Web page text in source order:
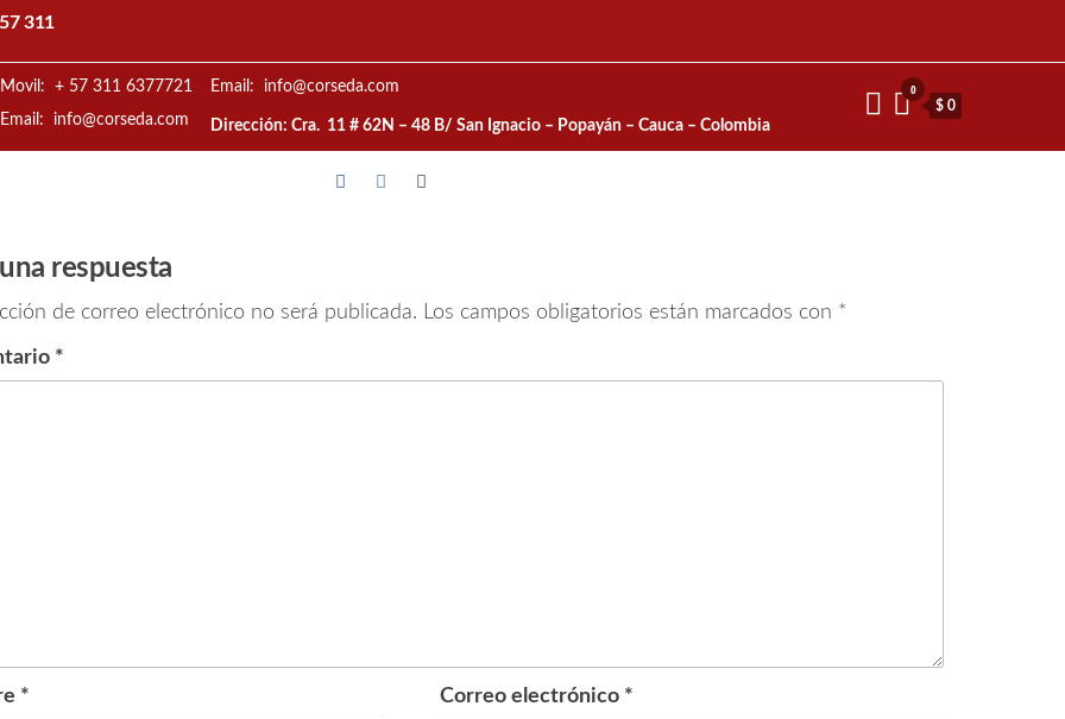
311
Movil: + 57 311 6377721
Email: info@corseda.com
Email: info@corseda.com
Dirección: Cra. 11 # 62N – 48 B/ San Ignacio – Popayán – Cauca – Colombia
0
$ 0
respuesta
de correo electrónico no será publicada. Los campos obligatorios están marcados con *
*
* Correo electrónico *